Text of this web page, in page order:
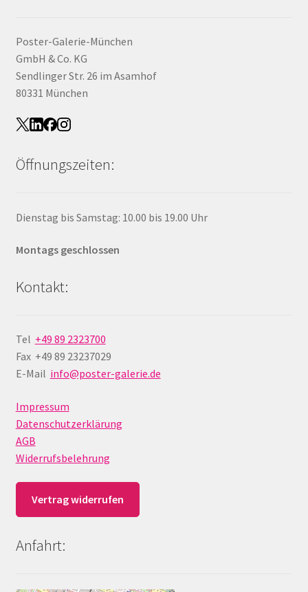
Poster-Galerie-München
GmbH & Co. KG
Sendlinger Str. 26 im Asamhof
80331 München
Öffnungszeiten:
Dienstag bis Samstag: 10.00 bis 19.00 Uhr
Montags geschlossen
Kontakt:
Tel +49 89 2323700
Fax +49 89 23237029
E-Mail info@poster-galerie.de
Impressum
Datenschutzerklärung
AGB
Widerrufsbelehrung
Vertrag widerrufen
Anfahrt: